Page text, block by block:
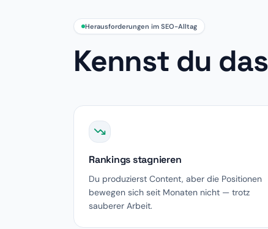
Herausforderungen im SEO-Alltag
Kennst du
Rankings stagnieren
Du produzierst Content, aber die Positionen
bewegen sich seit Monaten nicht — trotz
sauberer Arbeit.